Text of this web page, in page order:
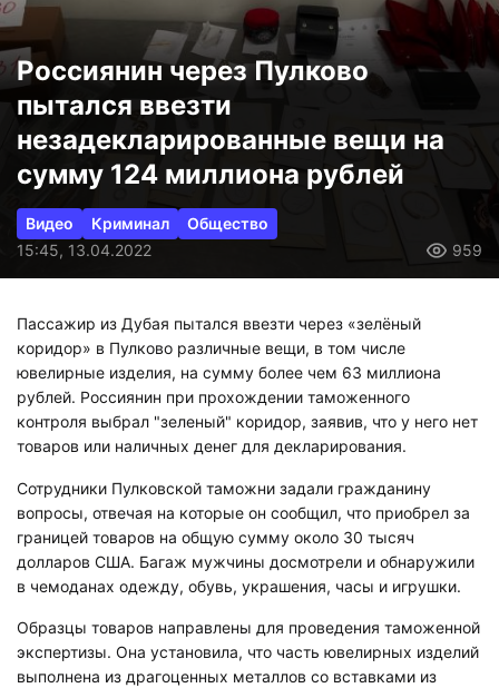
Россиянин через Пулково
пытался ввезти
незадекларированные вещи на
сумму 124 миллиона рублей
Видео Криминал
Общество
15:45, 13.04.2022
959
Пассажир из Дубая пытался ввезти через «зелёный
коридор» в Пулково различные вещи, в том числе
ювелирные изделия, на сумму более чем 63 миллиона
рублей. Россиянин при прохождении таможенного
контроля выбрал "зеленый" коридор, заявив, что у него нет
товаров или наличных денег для декларирования.
Сотрудники Пулковской таможни задали гражданину
вопросы, отвечая на которые он сообщил, что приобрел за
границей товаров на общую сумму около 30 тысяч
долларов США. Багаж мужчины досмотрели и обнаружили
в чемоданах одежду, обувь, украшения, часы и игрушки.
Образцы товаров направлены для проведения таможенной
экспертизы. Она установила, что часть ювелирных изделий
выполнена из драгоценных металлов со вставками из